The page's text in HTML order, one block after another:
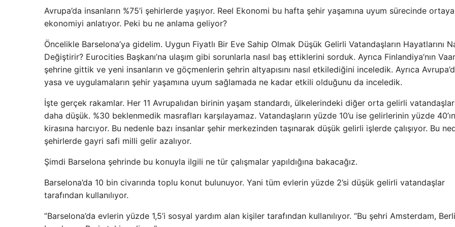
Avrupa’da insanların %75’i şehirlerde yaşıyor. Reel Ekonomi bu hafta şehir yaşamına uyum sürecinde
ekonomiyi anlatıyor. Peki bu ne anlama geliyor?
Öncelikle Barselona’ya gidelim. Uygun Fiyatlı Bir Eve Sahip Olmak Düşük Gelirli Vatandaşların Hayatlarını
Değiştirir? Eurocities Başkanı’na ulaşım gibi sorunlarla nasıl baş ettiklerini sorduk. Ayrıca Finlandiya’nın
şehrine gittik ve yeni insanların ve göçmenlerin şehrin altyapısını nasıl etkilediğini inceledik. Ayrıca
yasa ve uygulamaların şehir yaşamına uyum sağlamada ne kadar etkili olduğunu da inceledik.
İşte gerçek rakamlar. Her 11 Avrupalıdan birinin yaşam standardı, ülkelerindeki diğer orta gelirli
daha düşük. %30 beklenmedik masrafları karşılayamaz. Vatandaşların yüzde 10’u ise gelirlerinin yüzde
kirasına harcıyor. Bu nedenle bazı insanlar şehir merkezinden taşınarak düşük gelirli işlerde çalışıyor. Bu
şehirlerde gayri safi milli gelir azalıyor.
Şimdi Barselona şehrinde bu konuyla ilgili ne tür çalışmalar yapıldığına bakacağız.
Barselona’da 10 bin civarında toplu konut bulunuyor. Yani tüm evlerin yüzde 2’si düşük gelirli vatandaşlar
tarafından kullanılıyor.
”Barselona’da evlerin yüzde 1,5’i sosyal yardım alan kişiler tarafından kullanılıyor. “Bu şehri Amsterdam,